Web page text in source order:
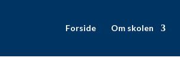
Forside Om skolen